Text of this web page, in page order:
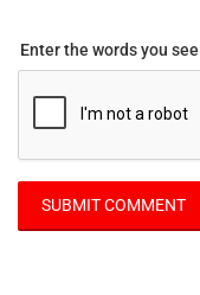
Enter the words you